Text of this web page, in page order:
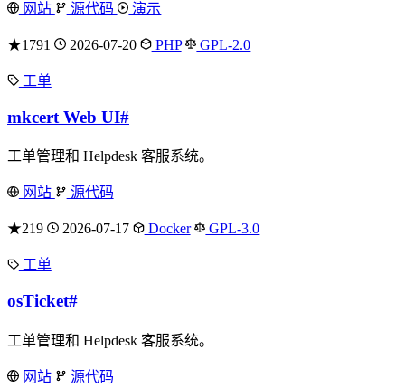
网站 源代码 演示
★1791 2026-07-20 PHP GPL-2.0
工单
mkcert Web UI#
工单管理和 Helpdesk 客服系统。
网站 源代码
★219 2026-07-17 Docker GPL-3.0
工单
osTicket#
工单管理和 Helpdesk 客服系统。
网站 源代码